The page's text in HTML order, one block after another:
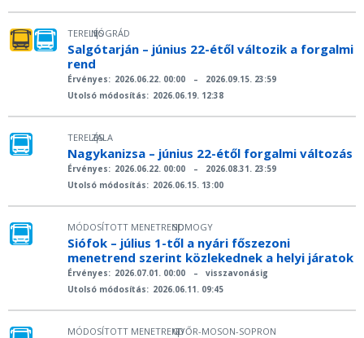
TERELÉS
|
NÓGRÁD
Salgótarján – június 22-étől változik a forgalmi
rend
Érvényes: 2026.06.22. 00:00 –
2026.09.15. 23:59
Utolsó módosítás: 2026.06.19. 12:38
TERELÉS
|
ZALA
Nagykanizsa – június 22-étől forgalmi változás
Érvényes: 2026.06.22. 00:00 –
2026.08.31. 23:59
Utolsó módosítás: 2026.06.15. 13:00
MÓDOSÍTOTT MENETREND
|
SOMOGY
Siófok – július 1-től a nyári főszezoni
menetrend szerint közlekednek a helyi járatok
Érvényes: 2026.07.01. 00:00 –
visszavonásig
Utolsó módosítás: 2026.06.11. 09:45
MÓDOSÍTOTT MENETREND
|
GYŐR-MOSON-SOPRON